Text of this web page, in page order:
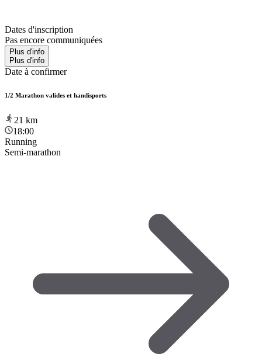
Dates d'inscription
Pas encore communiquées
Plus d'info
Plus d'info
Date à confirmer
1/2 Marathon valides et handisports
21 km
18:00
Running
Semi-marathon